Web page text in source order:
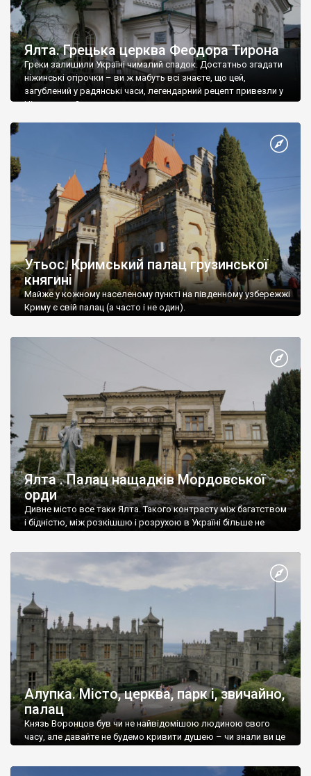
Ялта. Грецька церква Феодора Тирона
Греки залишили Україні чималий спадок. Достатньо згадати
ніжинські огірочки – ви ж мабуть всі знаєте, що цей,
загублений у радянські часи, легендарний рецепт привезли у
Ніжин греки?
Утьос. Кримський палац грузинської
княгині
Майже у кожному населеному пункті на південному узбережжі
Криму є свій палац (а часто і не один).
Ялта . Палац нащадків Мордовської
орди
Дивне місто все таки Ялта. Такого контрасту між багатством
і бідністю, між розкішшю і розрухою в Україні більше не
Алупка. Місто, церква, парк і, звичайно,
палац
Князь Воронцов був чи не найвідомішою людиною свого
часу, але давайте не будемо кривити душею – чи знали ви це